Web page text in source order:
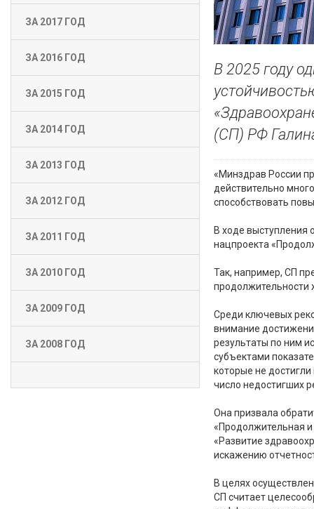
ЗА 2017 ГОД
ЗА 2016 ГОД
ЗА 2015 ГОД
ЗА 2014 ГОД
ЗА 2013 ГОД
ЗА 2012 ГОД
ЗА 2011 ГОД
ЗА 2010 ГОД
ЗА 2009 ГОД
ЗА 2008 ГОД
В 2025 году
(СП) РФ
«Минздрав России
действительно
способствовать
В ходе выступления
нацпроекта
Так, например, СП
продолжительности
Среди ключевых
внимание
результаты по ним
субъектами
которые не
число недостигших
Она призвала
«Продолжительная и
«Развитие
искажению
В целях
СП считает